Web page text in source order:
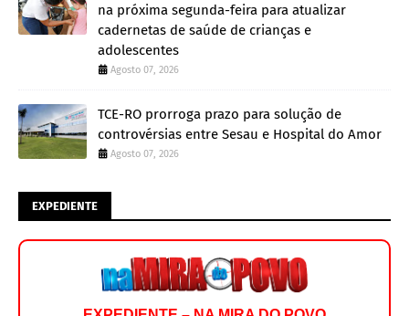
na próxima segunda-feira para atualizar
cadernetas de saúde de crianças e
adolescentes
Agosto 07, 2026
TCE-RO prorroga prazo para solução de
controvérsias entre Sesau e Hospital do Amor
Agosto 07, 2026
EXPEDIENTE